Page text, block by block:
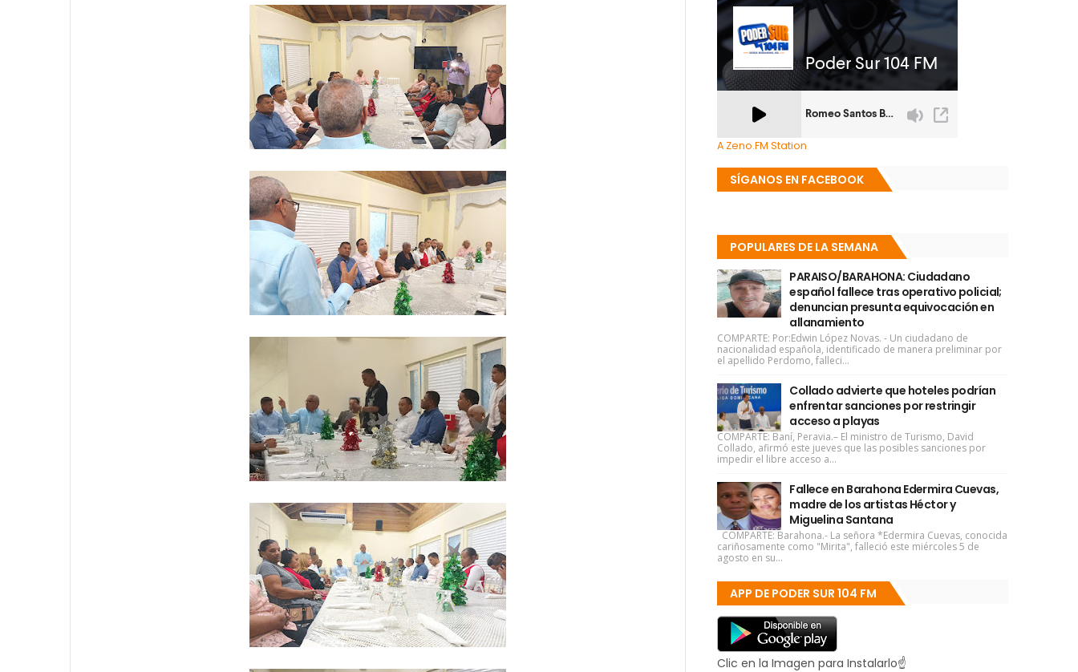
A Zeno.FM Station
SÍGANOS EN FACEBOOK
POPULARES DE LA SEMANA
PARAISO/BARAHONA: Ciudadano
español fallece tras operativo policial;
denuncian presunta equivocación en
allanamiento
COMPARTE: Por:Edwin López Novas. - Un ciudadano de
nacionalidad española, identificado de manera preliminar por
el apellido Perdomo, falleci...
Collado advierte que hoteles podrían
enfrentar sanciones por restringir
acceso a playas
COMPARTE: Baní, Peravia.– El ministro de Turismo, David
Collado, afirmó este jueves que las posibles sanciones por
impedir el libre acceso a...
Fallece en Barahona Edermira Cuevas,
madre de los artistas Héctor y
Miguelina Santana
COMPARTE: Barahona.- La señora *Edermira Cuevas, conocida
cariñosamente como "Mirita", falleció este miércoles 5 de
agosto en su...
APP DE PODER SUR 104 FM
Clic en la Imagen para Instalarlo☝